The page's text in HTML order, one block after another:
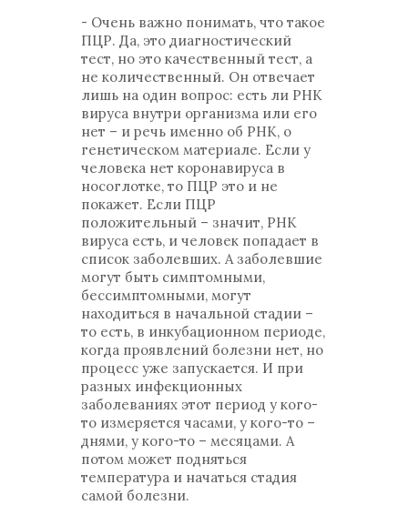
- Очень важно понимать, что такое
ПЦР. Да, это диагностический
тест, но это качественный тест, а
не количественный. Он отвечает
лишь на один вопрос: есть ли РНК
вируса внутри организма или его
нет – и речь именно об РНК, о
генетическом материале. Если у
человека нет коронавируса в
носоглотке, то ПЦР это и не
покажет. Если ПЦР
положительный – значит, РНК
вируса есть, и человек попадает в
список заболевших. А заболевшие
могут быть симптомными,
бессимптомными, могут
находиться в начальной стадии –
то есть, в инкубационном периоде,
когда проявлений болезни нет, но
процесс уже запускается. И при
разных инфекционных
заболеваниях этот период у кого-
то измеряется часами, у кого-то –
днями, у кого-то – месяцами. А
потом может подняться
температура и начаться стадия
самой болезни.